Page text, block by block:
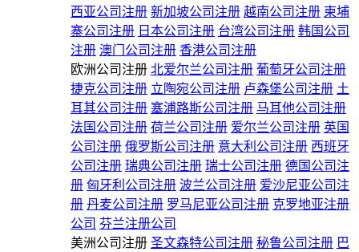
西亚公司注册 新加坡公司注册 越南公司注册 柬埔
寨公司注册 日本公司注册 台湾公司注册 韩国公司
注册 澳门公司注册 香港公司注册
欧洲公司注册 北爱尔兰公司注册 葡萄牙公司注册
捷克公司注册 立陶宛公司注册 卢森堡公司注册 土
耳其公司注册 塞浦路斯公司注册 马耳他公司注册
法国公司注册 荷兰公司注册 爱尔兰公司注册 英国
公司注册 俄罗斯公司注册 意大利公司注册 西班牙
公司注册 瑞典公司注册 瑞士公司注册 德国公司注
册 匈牙利公司注册 波兰公司注册 爱沙尼亚公司注
册 丹麦公司注册 罗马尼亚公司注册 克罗地亚注册
公司 芬兰注册公司
美洲公司注册 圣文森特公司注册 秘鲁公司注册 巴